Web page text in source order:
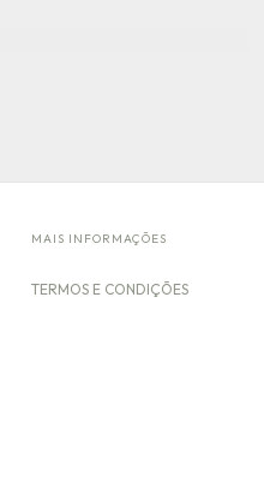
MAIS INFORMAÇÕES
TERMOS E CONDIÇÕES